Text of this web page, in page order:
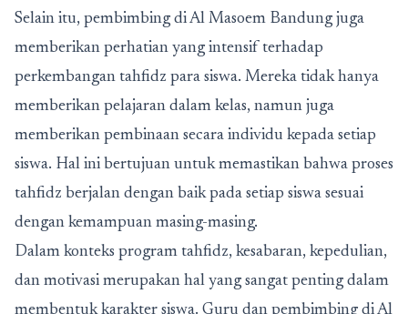
Selain itu, pembimbing di Al Masoem Bandung juga
memberikan perhatian yang intensif terhadap
perkembangan tahfidz para siswa. Mereka tidak hanya
memberikan pelajaran dalam kelas, namun juga
memberikan pembinaan secara individu kepada setiap
siswa. Hal ini bertujuan untuk memastikan bahwa proses
tahfidz berjalan dengan baik pada setiap siswa sesuai
dengan kemampuan masing-masing.
Dalam konteks program tahfidz, kesabaran, kepedulian,
dan motivasi merupakan hal yang sangat penting dalam
membentuk karakter siswa. Guru dan pembimbing di Al